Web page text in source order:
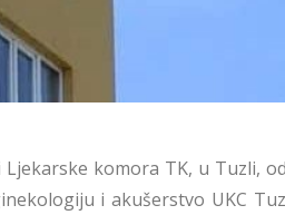
komora TK, u Tuzli,
i akušerstvo UKC